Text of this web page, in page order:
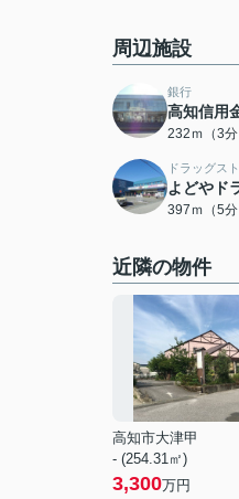
周辺施設
銀行
高知信用
232ｍ（3分
ドラッグス
よどやド
397ｍ（5分
近隣の物件
高知市大津甲
- (254.31㎡)
3,300万円